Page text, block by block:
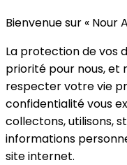
Bienvenue sur « Nour
La protection de vos
priorité pour nous, et
respecter votre vie
confidentialité vous
collectons, utilisons,
informations
site internet.